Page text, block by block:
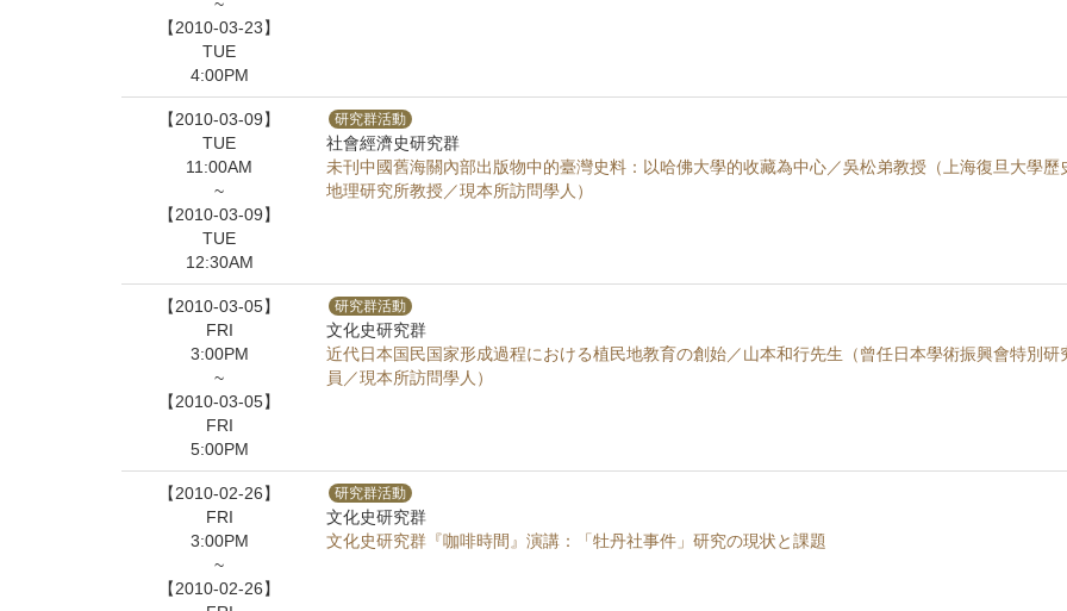
【2010-03-23】
TUE
4:00PM
【2010-03-09】
TUE
11:00AM
~
【2010-03-09】
TUE
12:30AM
研究群活動
社會經濟史研究群
未刊中國舊海關內部出版物中的臺灣史料：以哈佛大學的收藏為中心／吳松弟教授（上海復旦大學歷
地理研究所教授／現本所訪問學人）
【2010-03-05】
FRI
3:00PM
~
【2010-03-05】
FRI
5:00PM
研究群活動
文化史研究群
近代日本国民国家形成過程における植民地教育の創始／山本和行先生（曾任日本學術振興會特別研
員／現本所訪問學人）
【2010-02-26】
FRI
3:00PM
~
【2010-02-26】
研究群活動
文化史研究群
文化史研究群『咖啡時間』演講：「牡丹社事件」研究の現状と課題